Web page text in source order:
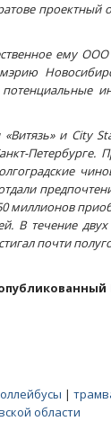
проектный
ему ООО
и City
Петербурге.
миллионов
В течение
почти
|
области
проекта